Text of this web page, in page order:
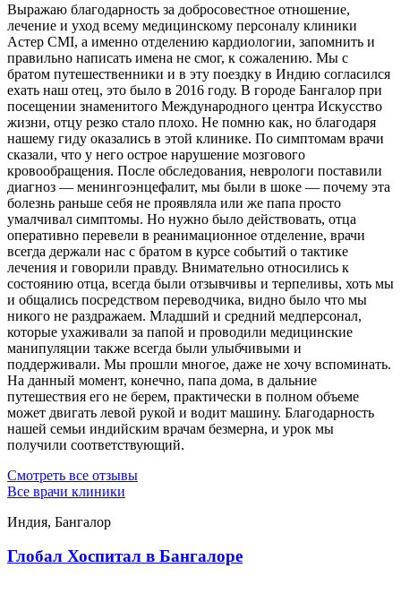
Выражаю благодарность за добросовестное отношение,
лечение и уход всему медицинскому персоналу клиники
Астер CMI, а именно отделению кардиологии, запомнить и
правильно написать имена не смог, к сожалению. Мы с
братом путешественники и в эту поездку в Индию согласился
ехать наш отец, это было в 2016 году. В городе Бангалор при
посещении знаменитого Международного центра Искусство
жизни, отцу резко стало плохо. Не помню как, но благодаря
нашему гиду оказались в этой клинике. По симптомам врачи
сказали, что у него острое нарушение мозгового
кровообращения. После обследования, неврологи поставили
диагноз — менингоэнцефалит, мы были в шоке — почему эта
болезнь раньше себя не проявляла или же папа просто
умалчивал симптомы. Но нужно было действовать, отца
оперативно перевели в реанимационное отделение, врачи
всегда держали нас с братом в курсе событий о тактике
лечения и говорили правду. Внимательно относились к
состоянию отца, всегда были отзывчивы и терпеливы, хоть мы
и общались посредством переводчика, видно было что мы
никого не раздражаем. Младший и средний медперсонал,
которые ухаживали за папой и проводили медицинские
манипуляции также всегда были улыбчивыми и
поддерживали. Мы прошли многое, даже не хочу вспоминать.
На данный момент, конечно, папа дома, в дальние
путешествия его не берем, практически в полном объеме
может двигать левой рукой и водит машину. Благодарность
нашей семьи индийским врачам безмерна, и урок мы
получили соответствующий.
Смотреть все отзывы
Все врачи клиники
Индия, Бангалор
Глобал Хоспитал в Бангалоре